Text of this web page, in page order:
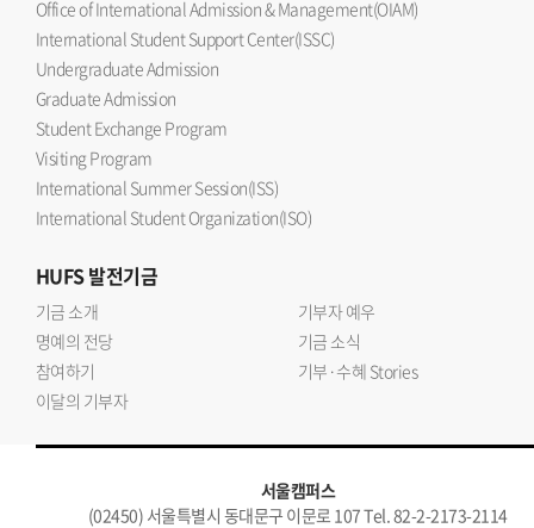
Office of International Admission & Management(OIAM)
International Student Support Center(ISSC)
Undergraduate Admission
Graduate Admission
Student Exchange Program
Visiting Program
International Summer Session(ISS)
International Student Organization(ISO)
HUFS발전기금
기금 소개
기부자 예우
명예의 전당
기금 소식
참여하기
기부·수혜 Stories
이달의 기부자
서울캠퍼스
(02450) 서울특별시 동대문구 이문로 107 Tel. 82-2-2173-2114